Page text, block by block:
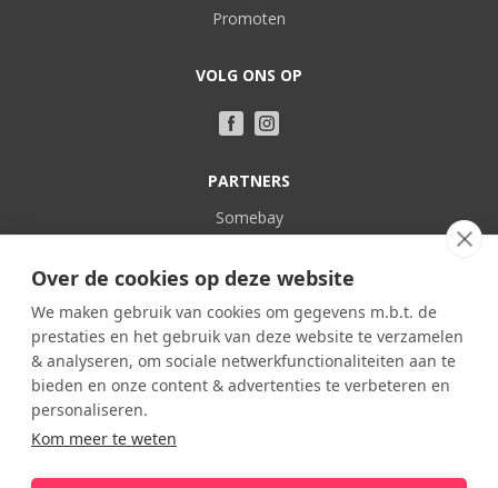
Over de cookies op deze website
We maken gebruik van cookies om gegevens m.b.t. de
prestaties en het gebruik van deze website te verzamelen
& analyseren, om sociale netwerkfunctionaliteiten aan te
bieden en onze content & advertenties te verbeteren en
personaliseren.
Kom meer te weten
Promoten
VOLG ONS OP
PARTNERS
Somebay
POPULAIR
Frankrijk
Spanje